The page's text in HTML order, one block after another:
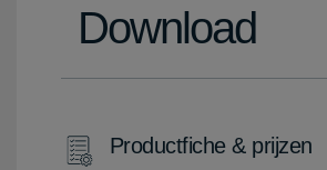
Download
Productfiche & prijzen